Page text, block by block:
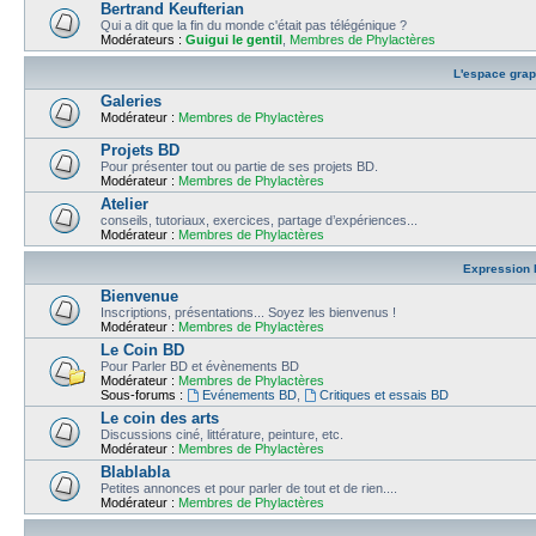
Bertrand Keufterian
Qui a dit que la fin du monde c'était pas télégénique ?
Modérateurs : Guigui le gentil Membres de Phylactères
L'espace
Galeries
Modérateur : Membres de Phylactères
Projets BD
Pour présenter tout ou partie de ses projets BD.
Modérateur : Membres de Phylactères
Atelier
conseils, tutoriaux, exercices, partage d’expériences...
Modérateur : Membres de Phylactères
Expression
Bienvenue
Inscriptions, présentations... Soyez les bienvenus !
Modérateur : Membres de Phylactères
Le Coin BD
Pour Parler BD et évènements BD
Modérateur : Membres de Phylactères
Sous-forums :
Evénements BD, Critiques et essais BD
Le coin des arts
Discussions ciné, littérature, peinture, etc.
Modérateur : Membres de Phylactères
Blablabla
Petites annonces et pour parler de tout et de rien....
Modérateur : Membres de Phylactères